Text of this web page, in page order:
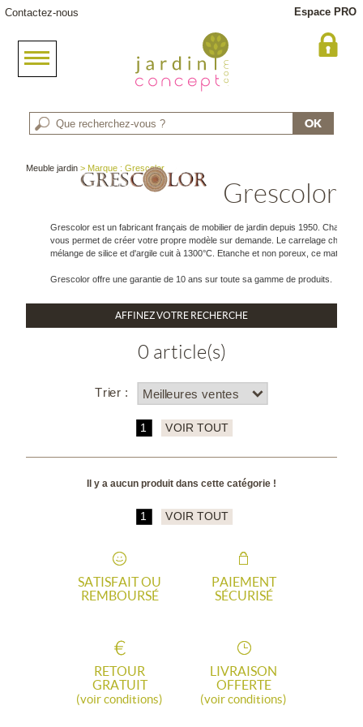
Contactez-nous Espace PRO
Meuble jardin > Marque : Grescolor
Grescolor
Grescolor est un fabricant français de mobilier de jardin depuis 1950. Chaque
vous permet de créer votre propre modèle sur demande. Le carrelage choisi
mélange de silice et d'argile cuit à 1300°C. Etanche et non poreux, ce
Grescolor offre une garantie de 10 ans sur toute sa gamme de produits.
AFFINEZ VOTRE RECHERCHE
0 article(s)
Trier :
1 VOIR TOUT
Il y a aucun produit dans cette catégorie !
1 VOIR TOUT
SATISFAIT OU
REMBOURSÉ
PAIEMENT
SÉCURISÉ
RETOUR
GRATUIT
(voir conditions)
LIVRAISON
OFFERTE
(voir conditions)